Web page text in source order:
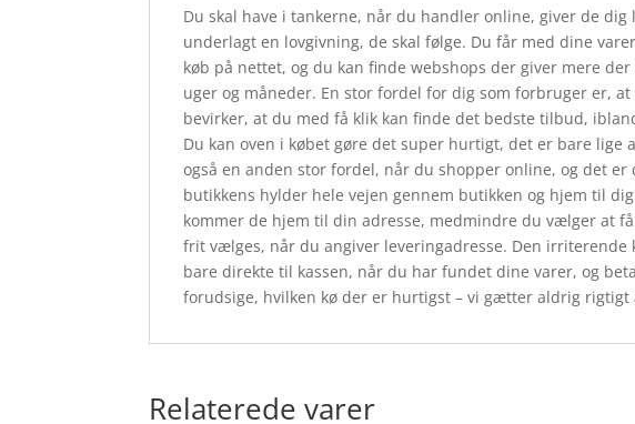
Du skal have i tankerne, når du handler online, giver de
underlagt en lovgivning, de skal følge. Du får med dine
køb på nettet, og du kan finde webshops der giver mere
uger og måneder. En stor fordel for dig som forbruger er,
bevirker, at du med få klik kan finde det bedste tilbud,
Du kan oven i købet gøre det super hurtigt, det er bare
også en anden stor fordel, når du shopper online, og det
butikkens hylder hele vejen gennem butikken og hjem til
kommer de hjem til din adresse, medmindre du vælger at
frit vælges, når du angiver leveringadresse. Den irriterende
bare direkte til kassen, når du har fundet dine varer, og
forudsige, hvilken kø der er hurtigst – vi gætter aldrig rigtigt
Relaterede varer